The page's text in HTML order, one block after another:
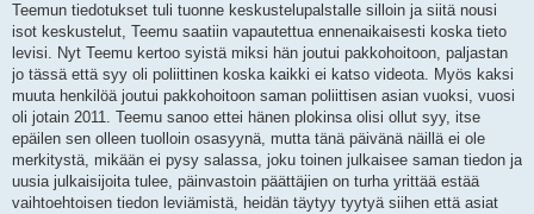
i
Teemun tiedotukset tuli tuonne keskustelupalstalle silloin ja siitä nousi
isot keskustelut, Teemu saatiin vapautettua ennenaikaisesti koska tieto
levisi. Nyt Teemu kertoo syistä miksi hän joutui pakkohoitoon, paljastan
jo tässä että syy oli poliittinen koska kaikki ei katso videota. Myös kaksi
muuta henkilöä joutui pakkohoitoon saman poliittisen asian vuoksi, vuosi
oli jotain 2011. Teemu sanoo ettei hänen plokinsa olisi ollut syy, itse
epäilen sen olleen tuolloin osasyynä, mutta tänä päivänä näillä ei ole
merkitystä, mikään ei pysy salassa, joku toinen julkaisee saman tiedon ja
uusia julkaisijoita tulee, päinvastoin päättäjien on turha yrittää estää
vaihtoehtoisen tiedon leviämistä, heidän täytyy tyytyä siihen että asiat